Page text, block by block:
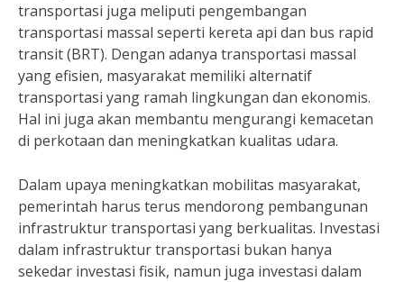
transportasi juga meliputi pengembangan
transportasi massal seperti kereta api dan bus rapid
transit (BRT). Dengan adanya transportasi massal
yang efisien, masyarakat memiliki alternatif
transportasi yang ramah lingkungan dan ekonomis.
Hal ini juga akan membantu mengurangi kemacetan
di perkotaan dan meningkatkan kualitas udara.
Dalam upaya meningkatkan mobilitas masyarakat,
pemerintah harus terus mendorong pembangunan
infrastruktur transportasi yang berkualitas. Investasi
dalam infrastruktur transportasi bukan hanya
sekedar investasi fisik, namun juga investasi dalam